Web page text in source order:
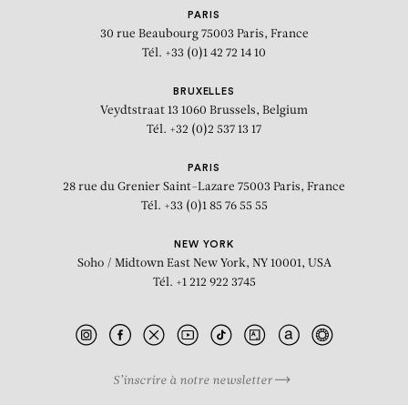
PARIS
30 rue Beaubourg 75003 Paris, France
Tél. +33 (0)1 42 72 14 10
BRUXELLES
Veydtstraat 13 1060 Brussels, Belgium
Tél. +32 (0)2 537 13 17
PARIS
28 rue du Grenier Saint-Lazare 75003 Paris, France
Tél. +33 (0)1 85 76 55 55
NEW YORK
Soho / Midtown East New York, NY 10001, USA
Tél. +1 212 922 3745
S’inscrire à notre newsletter